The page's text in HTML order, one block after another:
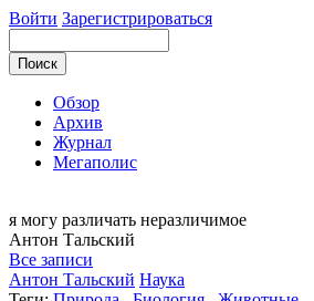
Войти Зарегистрироваться
Обзор
Архив
Журнал
Мегаполис
я могу различать неразличимое
Антон Тальский
Все записи
Антон Тальский Наука